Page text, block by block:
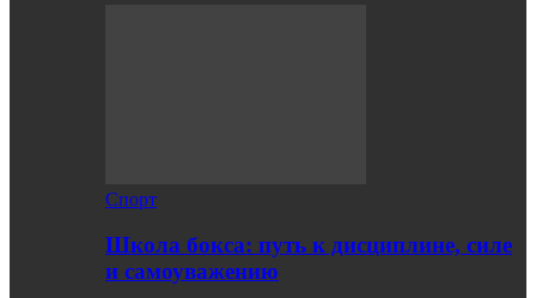
Спорт
Школа бокса: путь к дисциплине, силе
и самоуважению